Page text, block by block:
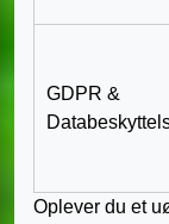
GDPR &
Oplever du et